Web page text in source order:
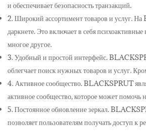
и обеспечивает безопасность транзакций.
2. Широкий ассортимент товаров и услуг.
даркнете. Это включает в себя
многое другое.
3. Удобный и простой интерфейс.
облегчает поиск нужных товаров и услуг.
4. Активное сообщество. BLACKSPRUT
активное сообщество, которое может помочь
5. Постоянное обновление зеркал.
позволяет пользователям получать доступ к